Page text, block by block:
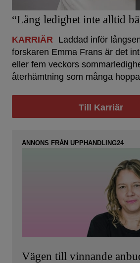
“Lång ledighet inte alltid
KARRIÄR Laddad inför
forskaren Emma Frans är det
eller fem veckors
återhämtning som många
Till Karriär
ANNONS FRÅN UPPHANDLING24
Vägen till vinnande